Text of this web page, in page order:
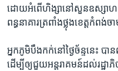
ដោយ​អំពើ​ហិង្សា​នៅ​សួន​ឧស្សាហ
ពន្ធនាគារ​ត្រពាំង​ថ្លុង​ខេត្ត​កំពង់ច
អ្នក​ភូមិ​បឹងកក់​នៅ​ថ្ងៃ​ច័ន្ទ​នេះ​ បា
ដើម្បី​ឲ្យ​ជួយ​អន្តរាគមន៍​ដល់​រដ្ឋ